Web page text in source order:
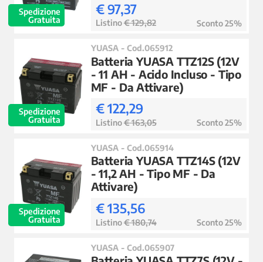
Spedizione
Gratuita
€ 97,37
Listino€ 129,82 Sconto 25%
Spedizione
Gratuita
YUASA - Cod.065912
Batteria YUASA TTZ12S (12V
- 11 AH - Acido Incluso - Tipo
MF - Da Attivare)
€ 122,29
Listino€ 163,05 Sconto 25%
Spedizione
Gratuita
YUASA - Cod.065914
Batteria YUASA TTZ14S (12V
- 11,2 AH - Tipo MF - Da
Attivare)
€ 135,56
Listino€ 180,74 Sconto 25%
YUASA - Cod.065907